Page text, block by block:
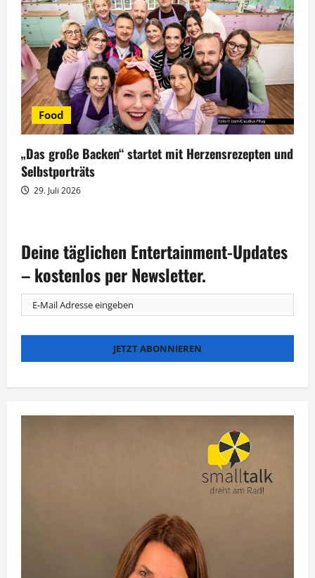
Food
„Das große Backen“ startet mit Herzensrezepten und
Selbstporträts
29. Juli 2026
Deine täglichen Entertainment-Updates
– kostenlos per Newsletter.